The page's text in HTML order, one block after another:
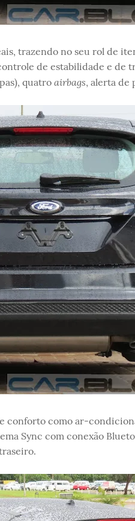
trazendo no seu rol de
de estabilidade e de
quatro airbags, alerta de
conforto como ar-
Sync com conexão